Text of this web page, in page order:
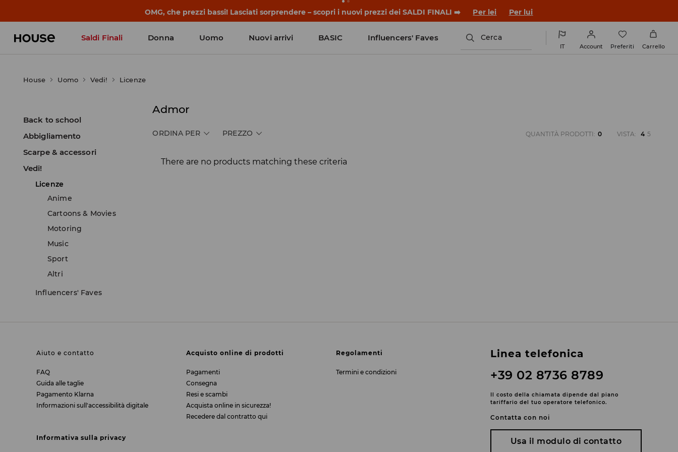
OMG, che prezzi bassi! Lasciati sorprendere – scopri i nuovi prezzi dei SALDI FINALI ➡️ Per lei Per lui
Saldi Finali Donna Uomo Nuovi arrivi BASIC Influencers' Faves Cerca
IT Account Preferiti Carrello
House Uomo Vedi! Licenze
Back to school
Abbigliamento
Scarpe & accessori
Vedi!
Licenze
Anime
Cartoons & Movies
Motoring
Music
Sport
Altri
Influencers' Faves
Admor
ORDINA PER PREZZO QUANTITÀ PRODOTTI : 0 VISTA: 4 5
There are no products matching these criteria
Aiuto e contatto
FAQ
Guida alle taglie
Pagamento Klarna
Informazioni sull'accessibilità digitale
Acquisto online di prodotti
Pagamenti
Consegna
Resi e scambi
Acquista online in sicurezza!
Recedere dal contratto qui
Regolamenti
Termini e condizioni
Informativa sulla privacy
Linea telefonica
+39 02 8736 8789
Il costo della chiamata dipende dal piano
tariffario del tuo operatore telefonico.
Contatta con noi
Usa il modulo di contatto